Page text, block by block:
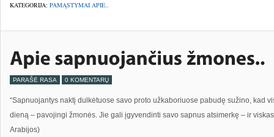
KATEGORIJA: PAMĄSTYMAI APIE..
PARAŠĖ RASA 0 KOMENTARŲ
“Sapnuojantys naktį dulkėtuose savo proto užkaboriuose pabudę sužino, kad
dieną – pavojingi žmonės. Jie gali įgyvendinti savo sapnus atsimerkę – ir
Arabijos)